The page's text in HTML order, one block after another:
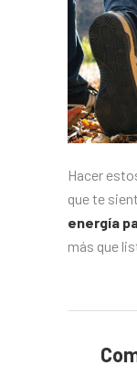
Hacer
que te
energía
más que